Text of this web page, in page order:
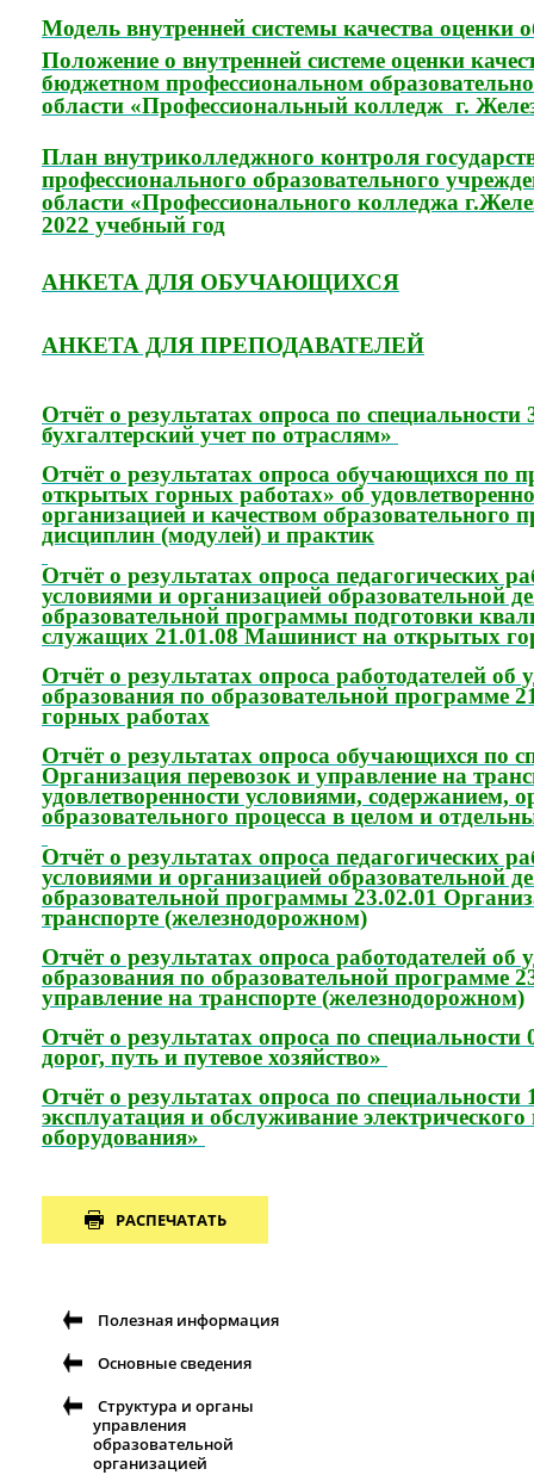
Модель внутренней системы качества оценки
Положение о внутренней системе оценки
бюджетном профессиональном
области «Профессиональный колледж г.
План внутриколледжного контроля
профессионального образовательного
области «Профессионального колледжа
2022 учебный год
АНКЕТА ДЛЯ ОБУЧАЮЩИХСЯ
АНКЕТА ДЛЯ ПРЕПОДАВАТЕЛЕЙ
Отчёт о результатах опроса по
бухгалтерский учет по отраслям»
Отчёт о результатах опроса обучающихся по
открытых горных работах» об
организацией и качеством образовательного
дисциплин (модулей) и практик
Отчёт о результатах опроса педагогических
условиями и организацией образовательной
образовательной программы подготовки
служащих 21.01.08 Машинист на открытых
Отчёт о результатах опроса работодателей об
образования по образовательной
горных работах
Отчёт о результатах опроса обучающихся по
Организация перевозок и управление на
удовлетворенности условиями, содержанием,
образовательного процесса в целом и
Отчёт о результатах опроса педагогических
условиями и организацией образовательной
образовательной программы 23.02.01
транспорте (железнодорожном)
Отчёт о результатах опроса работодателей об
образования по образовательной программе
управление на транспорте (железнодорожном)
Отчёт о результатах опроса по
дорог, путь и путевое хозяйство»
Отчёт о результатах опроса по специальности
эксплуатация и обслуживание
оборудования»
РАСПЕЧАТАТЬ
Полезная информация
Основные сведения
Структура и органы
управления
образовательной
организацией